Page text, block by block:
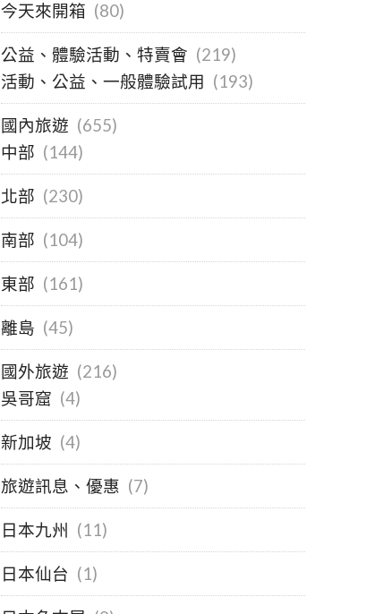
今天來開箱 (80)
公益、體驗活動、特賣會 (219)
活動、公益、一般體驗試用 (193)
國內旅遊 (655)
中部 (144)
北部 (230)
南部 (104)
東部 (161)
離島 (45)
國外旅遊 (216)
吳哥窟 (4)
新加坡 (4)
旅遊訊息、優惠 (7)
日本九州 (11)
日本仙台 (1)